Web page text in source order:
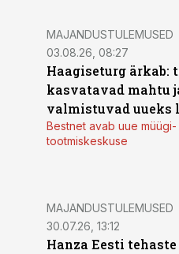
MAJANDUSTULEMUSED
03.08.26, 08:27
Haagiseturg ärkab:
kasvatavad mahtu
valmistuvad uueks
Bestnet avab uue müügi-
tootmiskeskuse
MAJANDUSTULEMUSED
30.07.26, 13:12
Hanza Eesti